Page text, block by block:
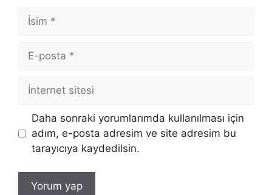
İsim
posta
İnternet
Daha sonraki yorumlarımda kullanılması için
adım, e-posta adresim ve site adresim bu
tarayıcıya kaydedilsin.